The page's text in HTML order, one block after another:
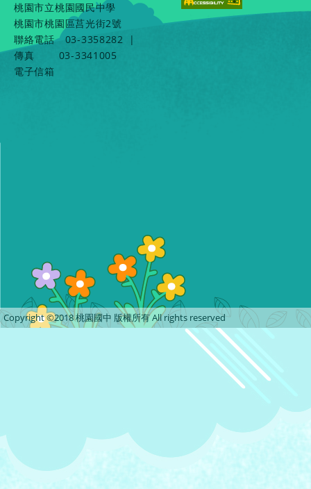
桃園市立桃園國民中學
桃園市桃園區莒光街2號
聯絡電話
03-3358282
|
傳真
03-3341005
電子信箱
Copyright ©2018 桃園國中 版權所有 All rights reserved